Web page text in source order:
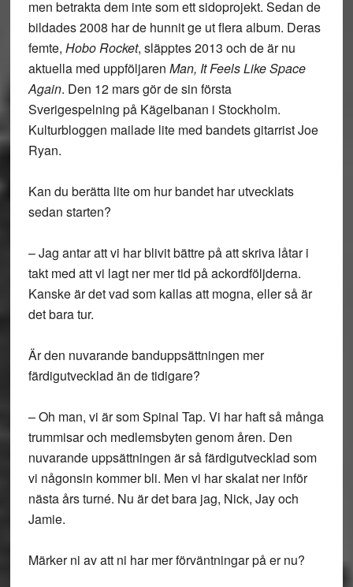
men betrakta dem inte som ett sidoprojekt. Sedan de
bildades 2008 har de hunnit ge ut flera album. Deras
femte, Hobo Rocket, släpptes 2013 och de är nu
aktuella med uppföljaren Man, It Feels Like Space
Again. Den 12 mars gör de sin första
Sverigespelning på Kägelbanan i Stockholm.
Kulturbloggen mailade lite med bandets gitarrist Joe
Ryan.
Kan du berätta lite om hur bandet har utvecklats
sedan starten?
– Jag antar att vi har blivit bättre på att skriva låtar i
takt med att vi lagt ner mer tid på ackordföljderna.
Kanske är det vad som kallas att mogna, eller så är
det bara tur.
Är den nuvarande banduppsättningen mer
färdigutvecklad än de tidigare?
– Oh man, vi är som Spinal Tap. Vi har haft så många
trummisar och medlemsbyten genom åren. Den
nuvarande uppsättningen är så färdigutvecklad som
vi någonsin kommer bli. Men vi har skalat ner inför
nästa års turné. Nu är det bara jag, Nick, Jay och
Jamie.
Märker ni av att ni har mer förväntningar på er nu?